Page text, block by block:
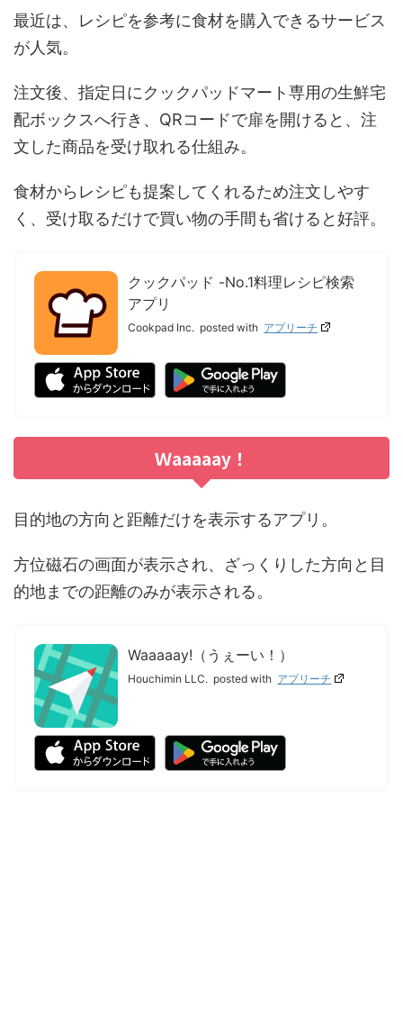
最近は、レシピを参考に食材を購入できるサービス
が人気。
注文後、指定日にクックパッドマート専用の生鮮宅
配ボックスへ行き、QRコードで扉を開けると、注
文した商品を受け取れる仕組み。
食材からレシピも提案してくれるため注文しやす
く、受け取るだけで買い物の手間も省けると好評。
クックパッド -No.1料理レシピ検索
アプリ
Cookpad Inc. posted with アプリーチ
Ｗaaaaay！
目的地の方向と距離だけを表示するアプリ。
方位磁石の画面が表示され、ざっくりした方向と目
的地までの距離のみが表示される。
Waaaaay!（うぇーい！）
Houchimin LLC. posted with アプリーチ